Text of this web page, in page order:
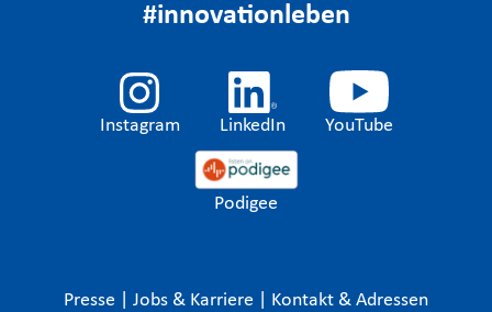
#innovationleben
Instagram LinkedIn YouTube
Podigee
Presse Jobs & Karriere
Kontakt & Adressen